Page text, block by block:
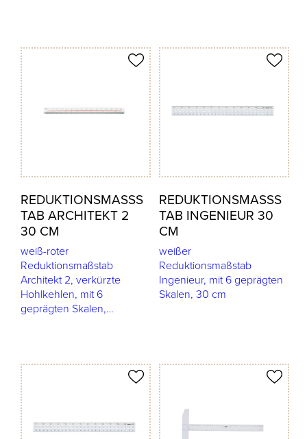
REDUKTIONSMASSST
AB ARCHITEKT 2 3
0 CM
weiß-roter
Reduktionsmaßstab
Architekt 2, verkürzte
Hohlkehlen, mit 6
geprägten Skalen,…
merken
REDUKTIONSMASSST
AB INGENIEUR 30 C
M
weißer
Reduktionsmaßstab
Ingenieur, mit 6 geprägten
Skalen, 30 cm
Produkt merken
merken Produkt merken